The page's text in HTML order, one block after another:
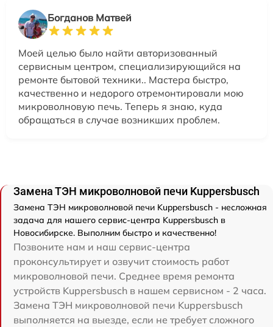
Богданов Матвей
Моей целью было найти авторизованный
сервисным центром, специализирующийся на
ремонте бытовой техники.. Мастера быстро,
качественно и недорого отремонтировали мою
микроволновую печь. Теперь я знаю, куда
обращаться в случае возникших проблем.
Замена ТЭН микроволновой печи Kuppersbusch
Замена ТЭН микроволновой печи Kuppersbusch - несложная
задача для нашего сервис-центра Kuppersbusch в
Новосибирске. Выполним быстро и качественно!
Позвоните нам и наш сервис-центра
проконсультирует и озвучит стоимость работ
микроволновой печи. Среднее время ремонта
устройств Kuppersbusch в нашем сервисном - 2 часа.
Замена ТЭН микроволновой печи Kuppersbusch
выполняется на выезде, если не требует сложного